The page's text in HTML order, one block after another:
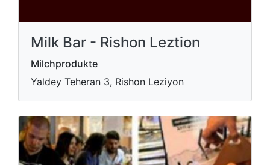
Milk Bar - Rishon Leztion
Milchprodukte
Yaldey Teheran 3, Rishon Leziyon